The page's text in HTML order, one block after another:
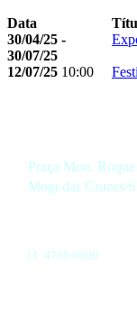
Data
30/04/25 -
30/07/25
12/07/25 10:00
Praça Mon.
Mogi das Cruzes/
11 4798-